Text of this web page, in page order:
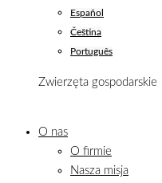
Español
Čeština
Português
Zwierzęta gospodarskie
O nas
O firmie
Nasza misja